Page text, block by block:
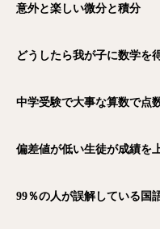
意外と楽しい微分と積分
どうしたら我が子に数学を
中学受験で大事な算数で点
偏差値が低い生徒が成績を
99％の人が誤解している国